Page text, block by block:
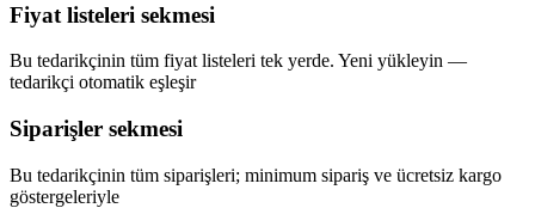
Fiyat listeleri sekmesi
Bu tedarikçinin tüm fiyat listeleri tek yerde. Yeni yükleyin —
tedarikçi otomatik eşleşir
Siparişler sekmesi
Bu tedarikçinin tüm siparişleri; minimum sipariş ve ücretsiz kargo
göstergeleriyle